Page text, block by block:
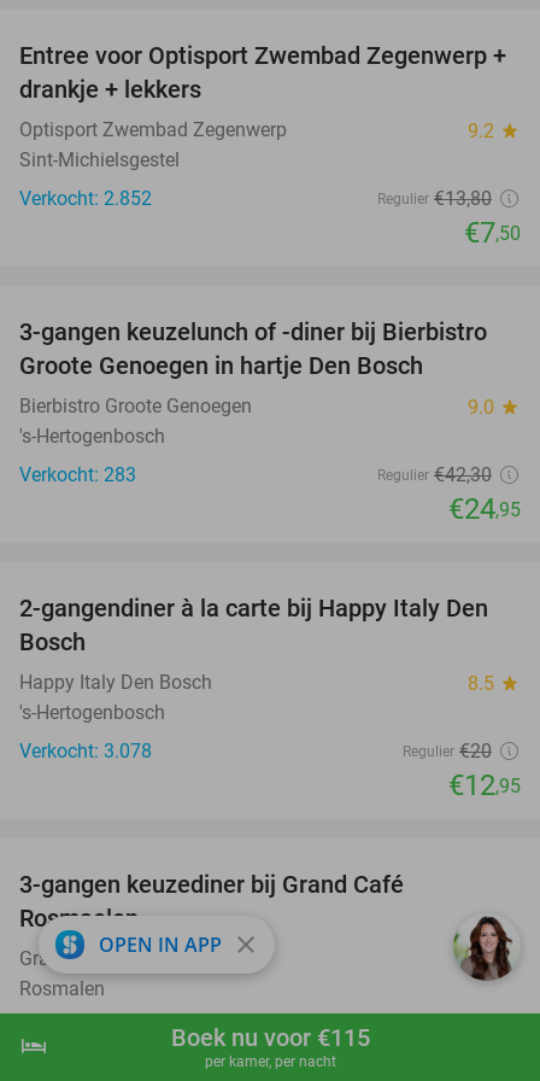
shopping_cart Boek nu
hotel Boek nu voor €115
per kamer, per nacht
46%
Entree voor Optisport Zwembad Zegenwerp +
drankje + lekkers
Optisport Zwembad Zegenwerp 9.2 star
Sint-Michielsgestel
Verkocht: 2.852
Regulier €13,80
€7,50
41%
3-gangen keuzelunch of -diner bij Bierbistro
Groote Genoegen in hartje Den Bosch
Bierbistro Groote Genoegen 9.0 star
's-Hertogenbosch
Verkocht: 283
Regulier €42,30
€24,95
35%
2-gangendiner à la carte bij Happy Italy Den
Bosch
Happy Italy Den Bosch 8.5 star
's-Hertogenbosch
Verkocht: 3.078
Regulier €20
€12,95
3-gangen keuzediner bij Grand Café
Rosmaelen
Grand Café Rosmaelen 9.7star
Rosmalen
OPEN IN APP close